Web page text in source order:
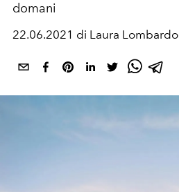
domani
22.06.2021 di Laura Lombardo